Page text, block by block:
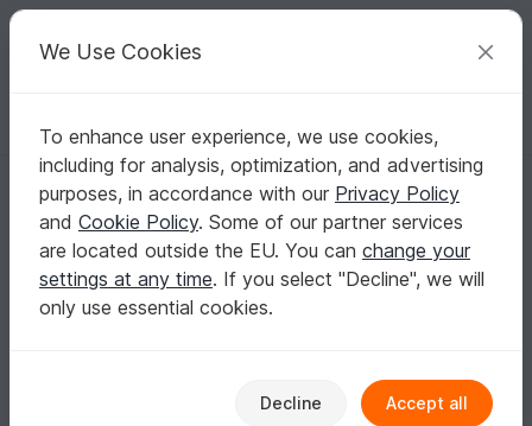
Your creative ideas
English | US $ (USD) Log in Register for free
Homepage Crochet Home & Decoration Misc
Hanging decoration hearts & flowers - simple from leftover yarn
Hanging decoration hearts & flowers - simple
from leftover yarn
We Use Cookies
To enhance user experience, we use cookies,
including for analysis, optimization, and advertising
purposes, in accordance with our Privacy Policy
and Cookie Policy. Some of our partner services
are located outside the EU. You can change your
settings at any time. If you select "Decline", we will
only use essential cookies.
Decline Accept all